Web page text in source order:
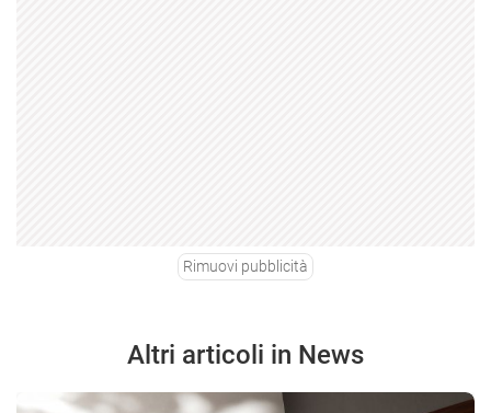
Rimuovi pubblicità
Altri articoli in News